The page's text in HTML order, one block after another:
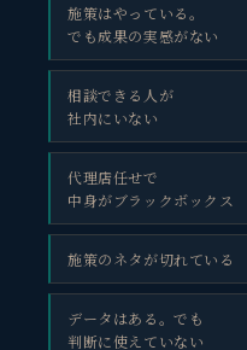
施策はやっている。
でも成果の実感がない
相談できる人が
社内にいない
代理店任せで
中身がブラックボックス
施策のネタが切れている
データはある。でも
判断に使えていない